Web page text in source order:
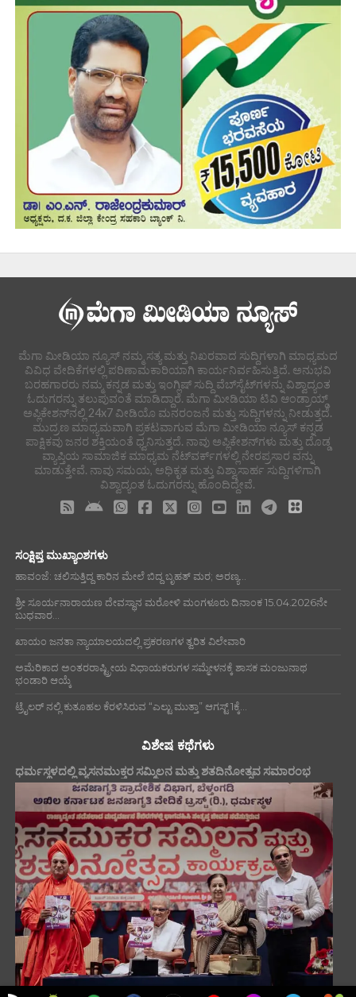
ಮೆಗಾ ಮೀಡಿಯಾ ನ್ಯೂಸ್ ನಮ್ಮ ಸತ್ಯ ಮತ್ತು ನಿಖರವಾದ ಸುದ್ದಿಗಳಾಗಿ ಮಾಧ್ಯಮದ
ವಿವಿಧ ವೇದಿಕೆಗಳಲ್ಲಿ ಪರಿಣಾಮಕಾರಿಯಾಗಿ ಕಾರ್ಯನಿರ್ವಹಿಸುತ್ತಿದೆ. ಅನುಭವಿ
ಬರಹಗಾರರು ನಮ್ಮ ಕನ್ನಡ ಮತ್ತು ಇಂಗ್ಲಿಷ್ ಸುದ್ದಿ ವೆಬ್‌ಸೈಟ್‌ಗಳನ್ನು ವಿಶ್ವಾದ್ಯಂತ
ಓದುಗರನ್ನು ತಲುಪುವಂತೆ ಮಾಡಿದ್ದಾರೆ. ಮೆಗಾ ಮೀಡಿಯಾ ಟಿವಿ ಆಂಡ್ರಾಯ್ಡ್
ಅಪ್ಲಿಕೇಶನ್‌ನಲ್ಲಿ 24x7 ವೀಡಿಯೊ ಮನರಂಜನೆ ಮತ್ತು ಸುದ್ದಿಗಳನ್ನು ನೀಡುತ್ತದೆ.
ಮುದ್ರಣ ಮಾಧ್ಯಮವಾಗಿ ಪ್ರಕಟವಾಗುವ ಮೆಗಾ ಮೀಡಿಯಾ ನ್ಯೂಸ್ ಕನ್ನಡ
ಪಾಕ್ಷಿಕವು ಜನರ ಶಕ್ತಿಯಂತೆ ಧ್ವನಿಸುತ್ತದೆ. ನಾವು ಅಪ್ಲಿಕೇಶನ್‌ಗಳು ಮತ್ತು ದೊಡ್ಡ
ವ್ಯಾಪ್ತಿಯ ಸಾಮಾಜಿಕ ಮಾಧ್ಯಮ ನೆಟ್‌ವರ್ಕ್‌ಗಳಲ್ಲಿ ನೇರಪ್ರಸಾರ ವನ್ನು
ಮಾಡುತ್ತೇವೆ. ನಾವು ಸಮಯ, ಅಧಿಕೃತ ಮತ್ತು ವಿಶ್ವಾಸಾರ್ಹ ಸುದ್ದಿಗಳಿಗಾಗಿ
ವಿಶ್ವಾದ್ಯಂತ ಓದುಗರನ್ನು ಹೊಂದಿದ್ದೇವೆ.
ಸಂಕ್ಷಿಪ್ತ ಮುಖ್ಯಾಂಶಗಳು
ಹಾವಂಜೆ: ಚಲಿಸುತ್ತಿದ್ದ ಕಾರಿನ ಮೇಲೆ ಬಿದ್ದ ಬೃಹತ್ ಮರ; ಅರಣ್ಯ...
ಶ್ರೀ ಸೂರ್ಯನಾರಾಯಣ ದೇವಸ್ಥಾನ ಮರೋಳಿ ಮಂಗಳೂರು ದಿನಾಂಕ 15.04.2026ನೇ
ಬುಧವಾರ...
ಖಾಯಂ ಜನತಾ ನ್ಯಾಯಾಲಯದಲ್ಲಿ ಪ್ರಕರಣಗಳ ತ್ವರಿತ ವಿಲೇವಾರಿ
ಅಮೆರಿಕಾದ ಅಂತರರಾಷ್ಟ್ರೀಯ ವಿಧಾಯಕರುಗಳ ಸಮ್ಮೇಳನಕ್ಕೆ ಶಾಸಕ ಮಂಜುನಾಥ
ಭಂಡಾರಿ ಆಯ್ಕೆ
ಟ್ರೈಲರ್ ನಲ್ಲಿ ಕುತೂಹಲ ಕೆರಳಿಸಿರುವ “ಎಲ್ಟು ಮುತ್ತಾ” ಆಗಸ್ಟ್ 1ಕ್ಕೆ...
ವಿಶೇಷ ಕಥೆಗಳು
ಧರ್ಮಸ್ಥಳದಲ್ಲಿ ವ್ಯಸನಮುಕ್ತರ ಸಮ್ಮಿಲನ ಮತ್ತು ಶತದಿನೋತ್ಸವ ಸಮಾರಂಭ